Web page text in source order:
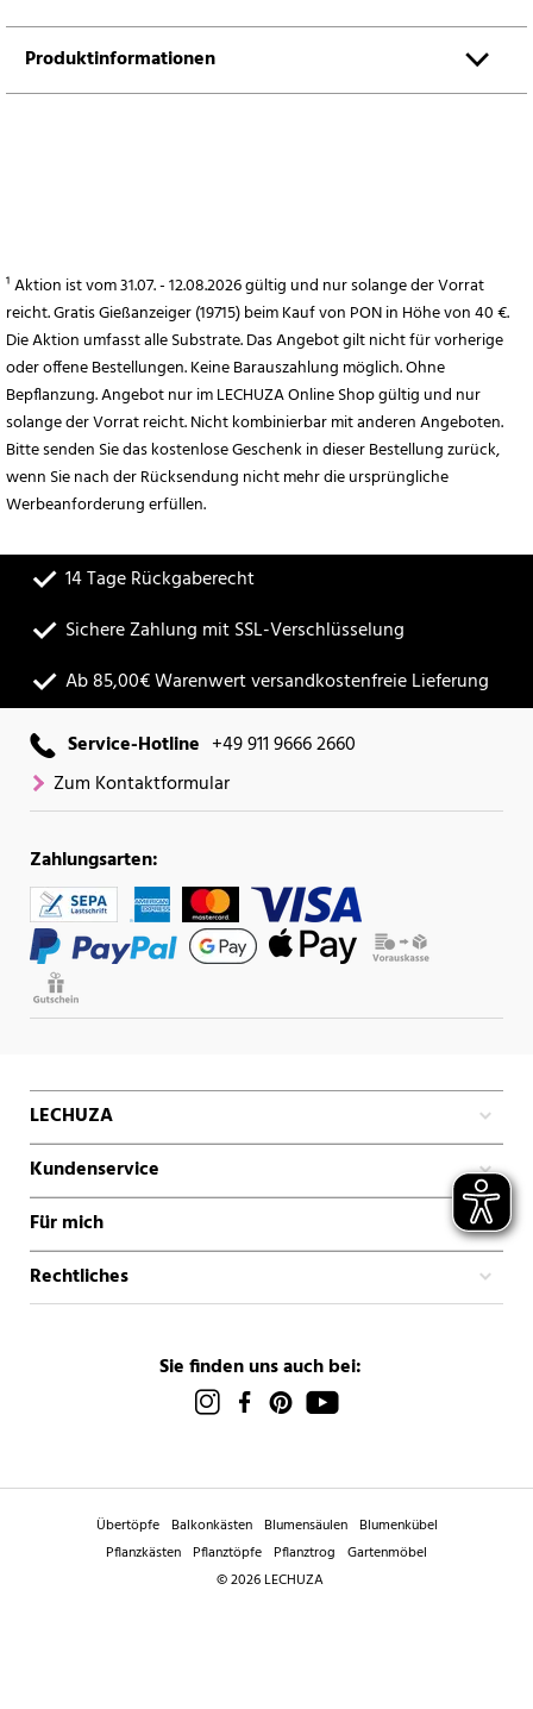
Produktinformationen
¹ Aktion ist vom 31.07. - 12.08.2026 gültig und nur solange der Vorrat
reicht. Gratis Gießanzeiger (19715) beim Kauf von PON in Höhe von 40 €.
Die Aktion umfasst alle Substrate. Das Angebot gilt nicht für vorherige
oder offene Bestellungen. Keine Barauszahlung möglich. Ohne
Bepflanzung. Angebot nur im LECHUZA Online Shop gültig und nur
solange der Vorrat reicht. Nicht kombinierbar mit anderen Angeboten.
Bitte senden Sie das kostenlose Geschenk in dieser Bestellung zurück,
wenn Sie nach der Rücksendung nicht mehr die ursprüngliche
Werbeanforderung erfüllen.
14 Tage Rückgaberecht
Sichere Zahlung mit SSL-Verschlüsselung
Ab 85,00€ Warenwert versandkostenfreie Lieferung
Service-Hotline +49 911 9666 2660
Zum Kontaktformular
Zahlungsarten:
LECHUZA
Kundenservice
Für mich
Rechtliches
Sie finden uns auch bei:
Übertöpfe Balkonkästen Blumensäulen Blumenkübel
Pflanzkästen Pflanztöpfe Pflanztrog Gartenmöbel
© 2026 LECHUZA